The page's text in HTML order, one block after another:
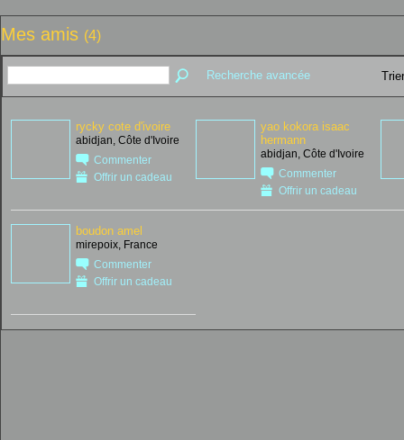
Mes amis (4)
Recherche avancée
rycky cote d'ivoire
abidjan, Côte d'Ivoire
Commenter
Offrir un cadeau
yao kokora isaac
hermann
abidjan, Côte d'Ivoire
Commenter
Offrir un cadeau
boudon amel
mirepoix, France
Commenter
Offrir un cadeau